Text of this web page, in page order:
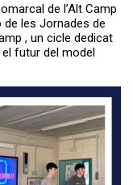
de l’Alt Camp
de les Jornades de
, un cicle dedicat
futur del model